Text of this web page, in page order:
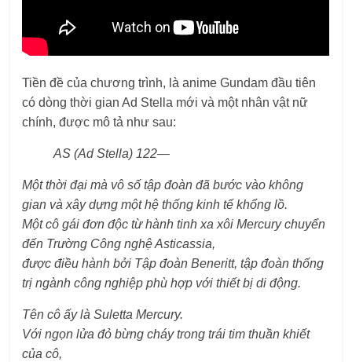
Tiền đề của chương trình, là anime Gundam đầu tiên
có dòng thời gian Ad Stella mới và một nhân vật nữ
chính, được mô tả như sau:
AS (Ad Stella) 122―
Một thời đại mà vô số tập đoàn đã bước vào không
gian và xây dựng một hệ thống kinh tế khổng lồ.
Một cô gái đơn độc từ hành tinh xa xôi Mercury chuyển
đến Trường Công nghệ Asticassia,
được điều hành bởi Tập đoàn Beneritt, tập đoàn thống
trị ngành công nghiệp phù hợp với thiết bị di động.
Tên cô ấy là Suletta Mercury.
Với ngọn lửa đỏ bừng cháy trong trái tim thuần khiết
của cô,